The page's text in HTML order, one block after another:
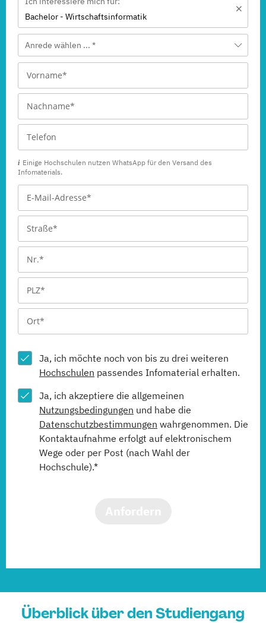
Bachelor - Wirtschaftsinformatik
Anrede wählen ... *
Einige Hochschulen nutzen WhatsApp für den Versand des
Infomaterials.
Ja, ich möchte noch von bis zu drei weiteren
Hochschulen passendes Infomaterial erhalten.
Ja, ich akzeptiere die allgemeinen
Nutzungsbedingungen und habe die
Datenschutzbestimmungen wahrgenommen. Die
Kontaktaufnahme erfolgt auf elektronischem
Wege oder per Post (nach Wahl der
Hochschule).*
Überblick über den Studiengang